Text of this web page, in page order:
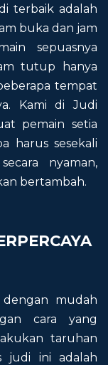
terbaik adalah
buka dan jam
sepuasnya
tutup hanya
tempat
Kami di Judi
pemain setia
harus sesekali
nyaman,
bertambah.
mudah
cara yang
taruhan
judi ini adalah